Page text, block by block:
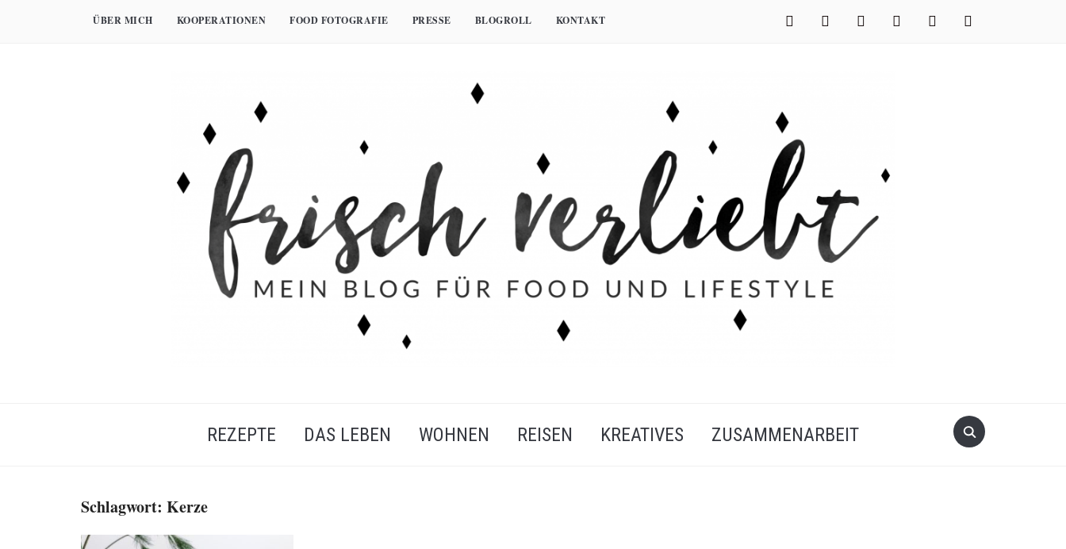
facebook instagram pinterest twitter xing youtube
ÜBER MICH KOOPERATIONEN FOOD FOTOGRAFIE PRESSE BLOGROLL KONTAKT
Search
for:
REZEPTE DAS LEBEN WOHNEN REISEN KREATIVES ZUSAMMENARBEIT
Schlagwort: Kerze